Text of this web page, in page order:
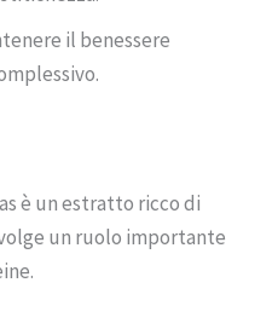
il benessere
è un estratto ricco di
un ruolo importante